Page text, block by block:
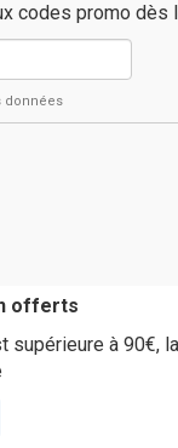
codes promo dès
données
offerts
supérieure à 90€,